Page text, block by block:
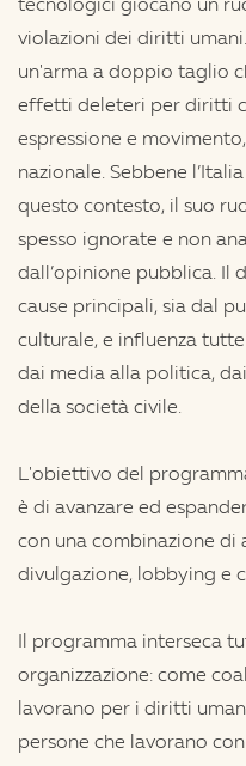
tecnologici giocano un
violazioni dei diritti
un'arma a doppio taglio
effetti deleteri per diritti
espressione e
nazionale. Sebbene
questo contesto, il suo
spesso ignorate e non
dall’opinione pubblica. Il
cause principali, sia dal
culturale, e influenza
dai media alla politica,
della società civile.
L'obiettivo del
è di avanzare ed
con una combinazione di
divulgazione, lobbying e
Il programma interseca
organizzazione: come
lavorano per i diritti
persone che lavorano